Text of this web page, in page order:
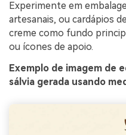
Experimente em
artesanais, ou cardápios
creme como fundo
ou ícones de apoio.
Exemplo de imagem de
sálvia gerada usando